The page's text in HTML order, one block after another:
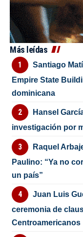
Más leídas
Santiago
Empire State
dominicana
Hansel
investigación por
Raquel
Paulino: “Ya no
un país”
Juan Luis
ceremonia de
Centroamericanos